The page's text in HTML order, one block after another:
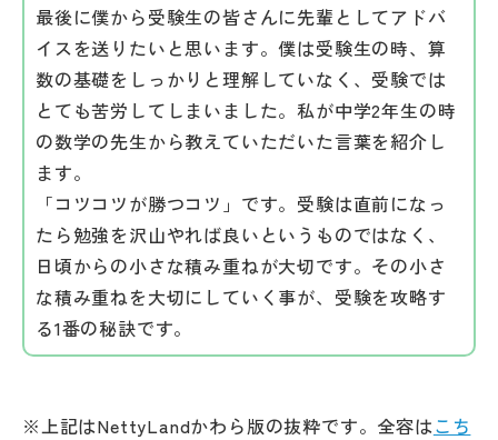
最後に僕から受験生の皆さんに先輩としてアドバ
イスを送りたいと思います。僕は受験生の時、算
数の基礎をしっかりと理解していなく、受験では
とても苦労してしまいました。私が中学2年生の時
の数学の先生から教えていただいた言葉を紹介し
ます。
「コツコツが勝つコツ」です。受験は直前になっ
たら勉強を沢山やれば良いというものではなく、
日頃からの小さな積み重ねが大切です。その小さ
な積み重ねを大切にしていく事が、受験を攻略す
る1番の秘訣です。
※上記はNettyLandかわら版の抜粋です。全容はこち